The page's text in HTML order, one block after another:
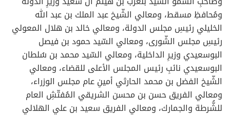
ومُحافظِ مسقط، ومعالي الشّيخ عبد الملك بن عبد الله
الخليلي رئيسِ مجلس الدولة، ومعالي خالد بن هلال المعولي
رئيسِ مجلس الشّورى، ومعالي السّيد حمود بن فيصل
البوسعيدي وزيرِ الداخلية، ومعالي السّيد محمد بن سُلطان
البوسعيدي نائبِ رئيس المجلس الأعلى للقضاء، ومعالي
الشّيخ الفضل بن محمد الحارثي أمينِ عام مجلس الوزراء،
ومعالي الفريق حسن بن محسن الشريقي المُفتّشِ العام
للشُّرطة والجمارك، ومعالي الفريق سعيد بن علي الهلالي